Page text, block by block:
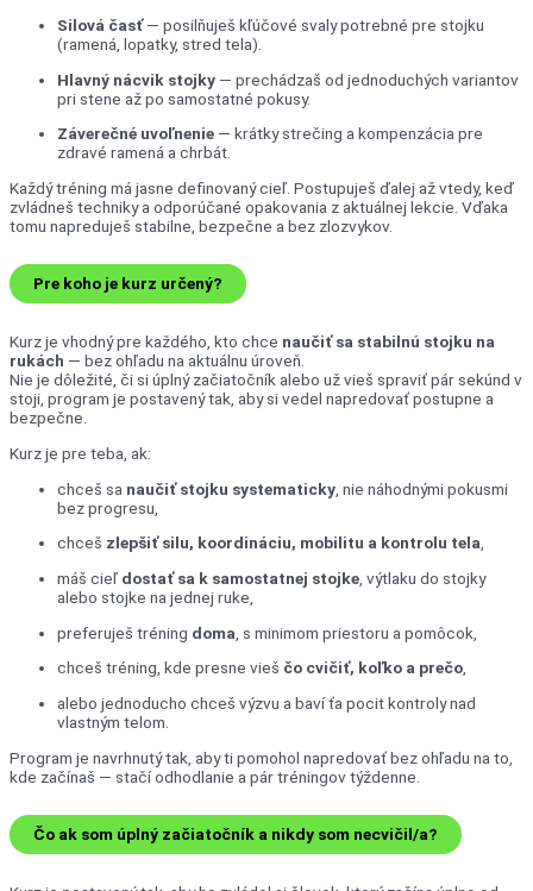
Silová časť— posilňuješ kľúčové svaly potrebné pre stojku
(ramená, lopatky, stred tela).
Hlavný nácvik stojky — prechádzaš od jednoduchých variantov
pri stene až po samostatné pokusy.
Záverečné uvoľnenie — krátky strečing a kompenzácia pre
zdravé ramená a chrbát.
Každý tréning má jasne definovaný cieľ. Postupuješ ďalej až vtedy, keď
zvládneš techniky a odporúčané opakovania z aktuálnej lekcie. Vďaka
tomu napreduješ stabilne, bezpečne a bez zlozvykov.
Pre koho je kurz určený?
Kurz je vhodný pre každého, kto chce naučiť sa stabilnú stojku na
rukách — bez ohľadu na aktuálnu úroveň.
Nie je dôležité, či si úplný začiatočník alebo už vieš spraviť pár sekúnd v
stoji, program je postavený tak, aby si vedel napredovať postupne a
bezpečne.
Kurz je pre teba, ak:
chceš sa naučiť stojku systematicky , nie náhodnými pokusmi
bez progresu,
chceš zlepšiť silu, koordináciu, mobilitu a kontrolu tela,
máš cieľ dostať sa k samostatnej stojke , výtlaku do stojky
alebo stojke na jednej ruke,
preferuješ tréning doma , s minimom priestoru a pomôcok,
chceš tréning, kde presne vieš čo cvičiť, koľko a prečo,
alebo jednoducho chceš výzvu a baví ťa pocit kontroly nad
vlastným telom.
Program je navrhnutý tak, aby ti pomohol napredovať bez ohľadu na to,
kde začínaš — stačí odhodlanie a pár tréningov týždenne.
Čo ak som úplný začiatočník a nikdy som necvičil/a?